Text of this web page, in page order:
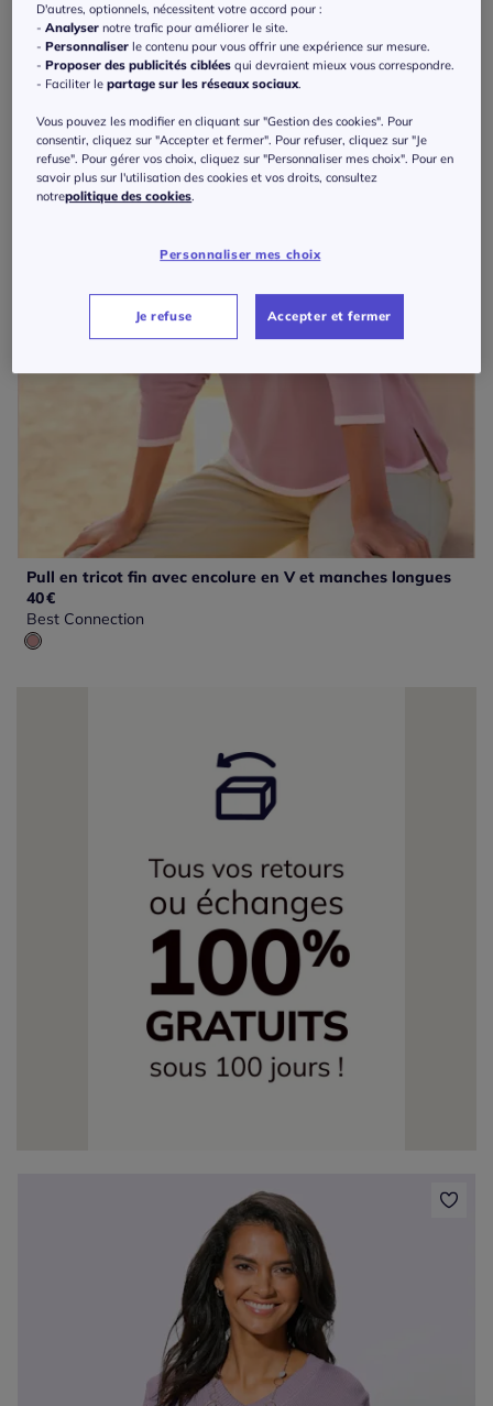
Pull en tricot fin avec encolure en V et manches longues
40€
Best Connection
D'autres, optionnels, nécessitent votre accord pour :
-Analyser notre trafic pour améliorer le site.
-Personnaliser le contenu pour vous offrir une expérience sur mesure.
-Proposer des publicités ciblées qui devraient mieux vous correspondre.
- Faciliter lepartage sur les réseaux sociaux.
Vous pouvez les modifier en cliquant sur "Gestion des cookies". Pour
consentir, cliquez sur "Accepter et fermer". Pour refuser, cliquez sur "Je
refuse". Pour gérer vos choix, cliquez sur "Personnaliser mes choix". Pour en
savoir plus sur l'utilisation des cookies et vos droits, consultez
notrepolitique des cookies.
Personnaliser mes choix
Je refuse Accepter et fermer